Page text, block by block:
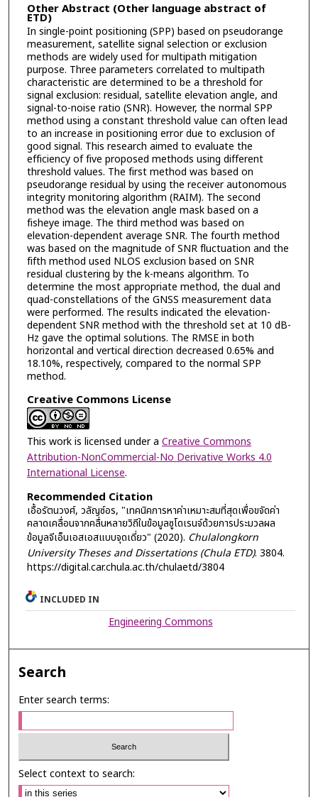
Other Abstract (Other language abstract of
ETD)
In single-point positioning (SPP) based on pseudorange
measurement, satellite signal selection or exclusion
methods are widely used for multipath mitigation
purpose. Three parameters correlated to multipath
characteristic are determined to be a threshold for
signal exclusion: residual, satellite elevation angle, and
signal-to-noise ratio (SNR). However, the normal SPP
method using a constant threshold value can often lead
to an increase in positioning error due to exclusion of
good signal. This research aimed to evaluate the
efficiency of five proposed methods using different
threshold values. The first method was based on
pseudorange residual by using the receiver autonomous
integrity monitoring algorithm (RAIM). The second
method was the elevation angle mask based on a
fisheye image. The third method was based on
elevation-dependent average SNR. The fourth method
was based on the magnitude of SNR fluctuation and the
fifth method used NLOS exclusion based on SNR
residual clustering by the k-means algorithm. To
determine the most appropriate method, the dual and
quad-constellations of the GNSS measurement data
were performed. The results indicated the elevation-
dependent SNR method with the threshold set at 10 dB-
Hz gave the optimal solutions. The RMSE in both
horizontal and vertical direction decreased 0.65% and
18.10%, respectively, compared to the normal SPP
method.
Creative Commons License
This work is licensed under a Creative Commons
Attribution-NonCommercial-No Derivative Works 4.0
International License.
Recommended Citation
เอื้อรัตนวงศ์, วลัญซ์อร, "เทคนิคการหาค่าเหมาะสมที่สุดเพื่อขจัดค่า
คลาดเคลื่อนจากคลื่นหลายวิถีในข้อมูลซูโดเรนจ์ด้วยการประมวลผล
ข้อมูลจีเอ็นเอสเอสแบบจุดเดี่ยว" (2020). Chulalongkorn
University Theses and Dissertations (Chula ETD). 3804.
https://digital.car.chula.ac.th/chulaetd/3804
INCLUDED IN
Engineering Commons
Search
Enter search terms:
Select context to search: